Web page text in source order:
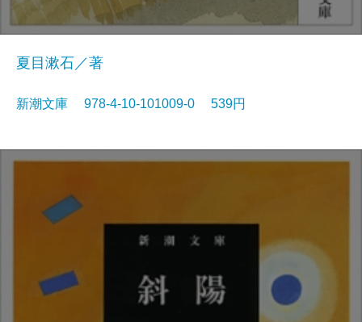
夏目漱石／著
新潮文庫 978-4-10-101009-0 539円